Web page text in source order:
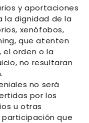
y aportaciones
la dignidad de la
xenófobos,
que atenten
el orden o la
no resultaran
no será
por los
u otras
que